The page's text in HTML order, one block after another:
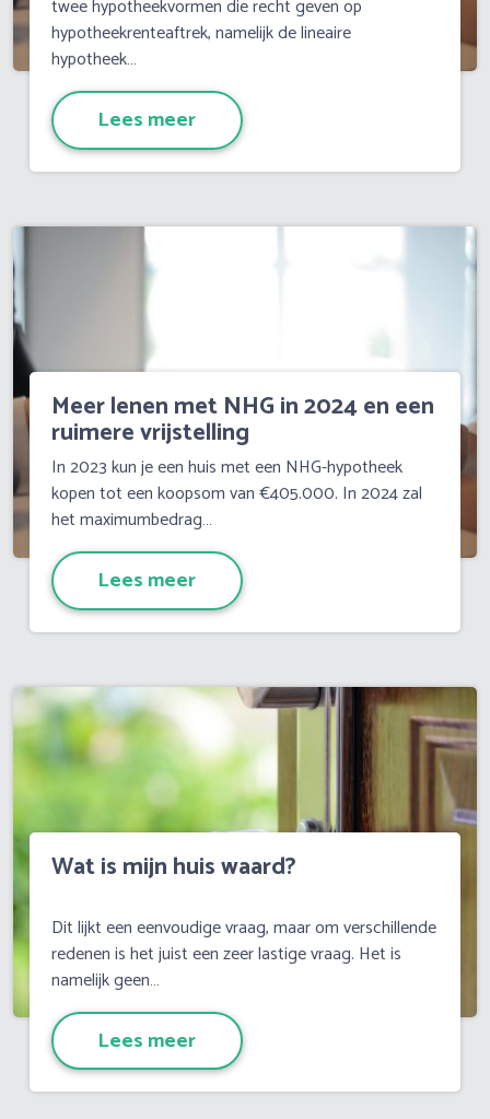
twee hypotheekvormen die recht geven op
hypotheekrenteaftrek, namelijk de lineaire
hypotheek…
Lees meer
Meer lenen met NHG in 2024 en een
ruimere vrijstelling
overdrachtsbelasting
In 2023 kun je een huis met een NHG-hypotheek
kopen tot een koopsom van €405.000. In 2024 zal
het maximumbedrag…
Lees meer
Wat is mijn huis waard?
Dit lijkt een eenvoudige vraag, maar om verschillende
redenen is het juist een zeer lastige vraag. Het is
namelijk geen…
Lees meer